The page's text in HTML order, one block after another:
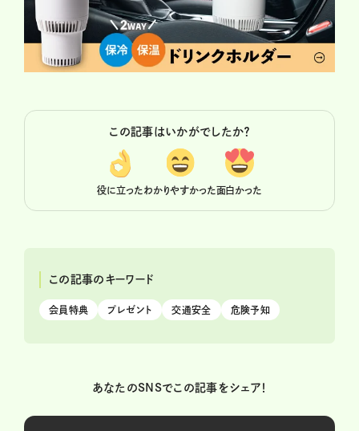
この記事はいかがでしたか？
役に立ったわかりやすかった面白かった
この記事のキーワード
会員特典 プレゼント 交通安全 危険予知
あなたのSNSでこの記事をシェア！